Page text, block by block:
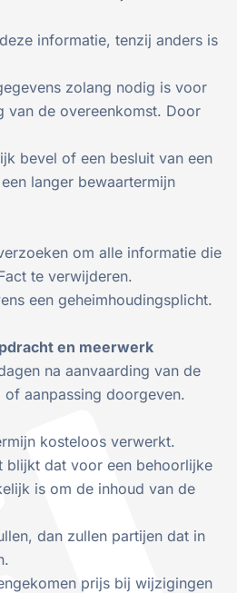
informatie, tenzij anders is
zolang nodig is voor
van de overeenkomst. Door
bevel of een besluit van een
langer bewaartermijn
om alle informatie die
te verwijderen.
een geheimhoudingsplicht.
en meerwerk
na aanvaarding van de
aanpassing doorgeven.
kosteloos verwerkt.
blijkt dat voor een behoorlijke
is om de inhoud van de
dan zullen partijen dat in
prijs bij wijzigingen